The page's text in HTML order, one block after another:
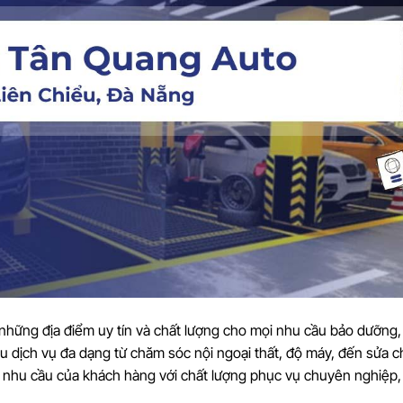
địa điểm uy tín và chất lượng cho mọi nhu cầu bảo
dịch vụ đa dạng từ chăm sóc nội ngoại thất, độ máy, đến sửa
cầu của khách hàng với chất lượng phục vụ chuyên